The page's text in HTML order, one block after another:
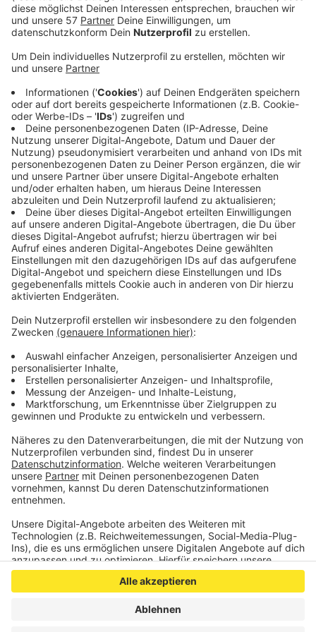
Menschen, die sich ihnen bei der Räumung des
Braunkohle-Dorfs Erkelenz-Lützerath im Januar 2023
entgegengestellt haben.
Jetzt wird ein Mann
geworfen haben soll. Seine Identität ist noch
unbekannt.
Die Fahndung findet man auchHIER im
Fahndungsportal NRW .
Hinweise zur Identität der dort abgebildeten Person
nimmt die Aachener Polizei unter der Rufnummer 0241
- 9577 35401 (außerhalb der Bürozeiten unter 0241 -
9577 34210) oder per Mail an
poststelle.aachen@polizei.nrw.de entgegen.
Anzeige
© Polizei Aachen
Die Aachener Polizei sucht diesen Mann. Er soll bei der
Lützerath-Räumung im Januar 2023 Lehm, Schlamm
und Steine auf Polizeibeamte geworfen haben.
Anzeige